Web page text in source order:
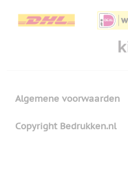
Algemene voorwaarden
Copyright Bedrukken.nl